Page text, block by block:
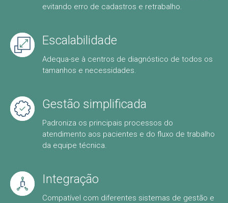
evitando erro de cadastros e retrabalho.
Escalabilidade
Adequa-se à centros de diagnóstico de todos os
tamanhos e necessidades.
Gestão simplificada
Padroniza os principais processos do
atendimento aos pacientes e do fluxo de trabalho
da equipe técnica.
Integração
Compatível com diferentes sistemas de gestão e